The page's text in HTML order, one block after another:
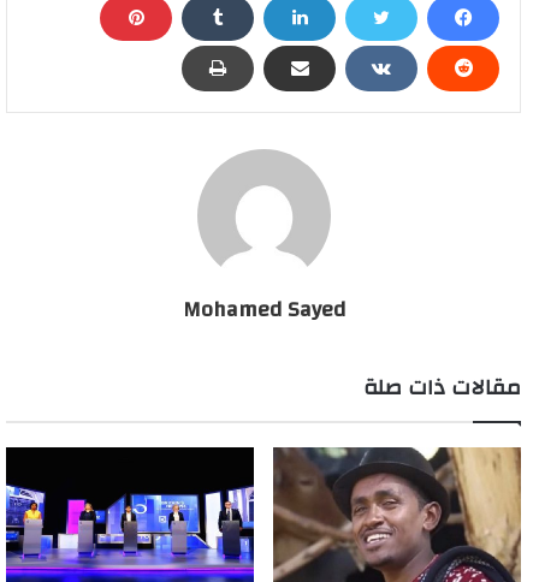
Mohamed Sayed
مقالات ذات صلة